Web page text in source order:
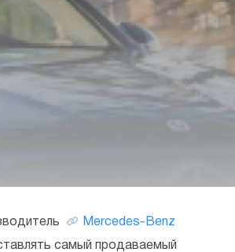
Mercedes-Benz
самый продаваемый